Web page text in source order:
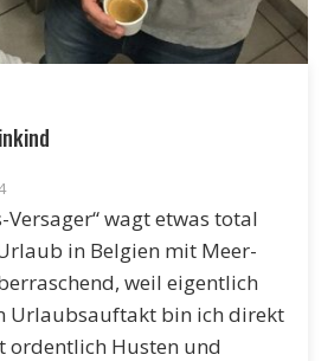
wagt etwas total
in Belgien mit Meer-
weil eigentlich
Urlaubsauftakt bin ich direkt
ordentlich Husten und